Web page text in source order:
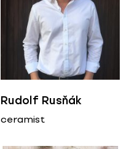
Rudolf Rusňák
ceramist